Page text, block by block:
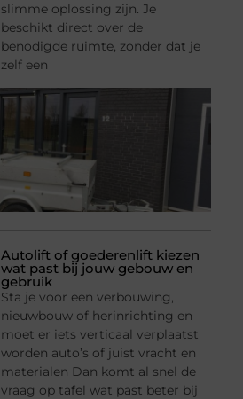
slimme oplossing zijn. Je
beschikt direct over de
benodigde ruimte, zonder dat je
zelf een
Autolift of goederenlift kiezen
wat past bij jouw gebouw en
gebruik
Sta je voor een verbouwing,
nieuwbouw of herinrichting en
moet er iets verticaal verplaatst
worden auto’s of juist vracht en
materialen Dan komt al snel de
vraag op tafel wat past beter bij